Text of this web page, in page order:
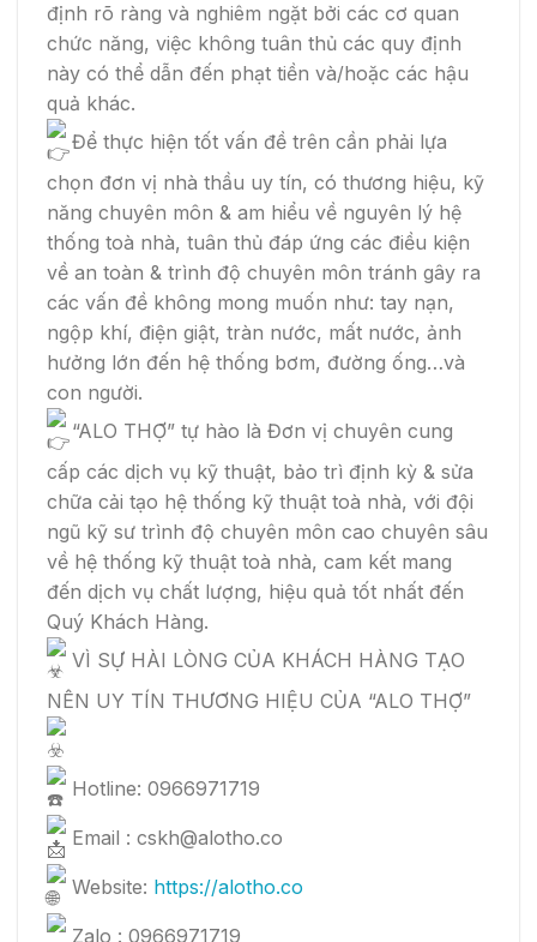
định rõ ràng và nghiêm ngặt bởi các cơ quan
chức năng, việc không tuân thủ các quy định
này có thể dẫn đến phạt tiền và/hoặc các hậu
quả khác.
Để thực hiện tốt vấn đề trên cần phải lựa
chọn đơn vị nhà thầu uy tín, có thương hiệu, kỹ
năng chuyên môn & am hiểu về nguyên lý hệ
thống toà nhà, tuân thủ đáp ứng các điều kiện
về an toàn & trình độ chuyên môn tránh gây ra
các vấn đề không mong muốn như: tay nạn,
ngộp khí, điện giật, tràn nước, mất nước, ảnh
hưởng lớn đến hệ thống bơm, đường ống…và
con người.
“ALO THỢ” tự hào là Đơn vị chuyên cung
cấp các dịch vụ kỹ thuật, bảo trì định kỳ & sửa
chữa cải tạo hệ thống kỹ thuật toà nhà, với đội
ngũ kỹ sư trình độ chuyên môn cao chuyên sâu
về hệ thống kỹ thuật toà nhà, cam kết mang
đến dịch vụ chất lượng, hiệu quả tốt nhất đến
Quý Khách Hàng.
VÌ SỰ HÀI LÒNG CỦA KHÁCH HÀNG TẠO
NÊN UY TÍN THƯƠNG HIỆU CỦA “ALO THỢ”
Hotline: 0966971719
Email : cskh@alotho.co
Website: https://alotho.co
Zalo : 0966971719